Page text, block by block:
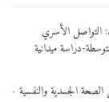
التواصل الأسري
دراسة ميدانية
الجسدية والنفسية